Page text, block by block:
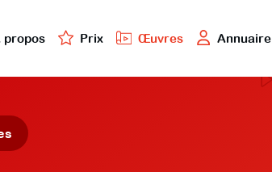
propos Prix Œuvres Annuaire